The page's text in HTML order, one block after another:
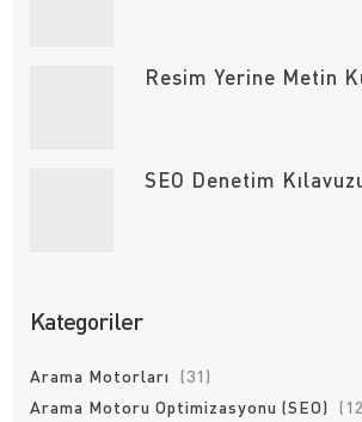
Resim Yerine Metin
SEO Denetim
Kategoriler
Arama Motorları
(31)
Arama Motoru Optimizasyonu (SEO)